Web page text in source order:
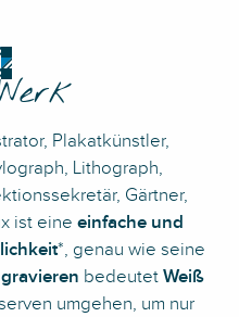
Plakatkünstler,
Lithograph,
Gärtner,
ist eine einfache und
*, genau wie seine
bedeutet Weiß
umgehen, um nur